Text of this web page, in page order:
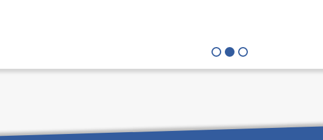
St John....